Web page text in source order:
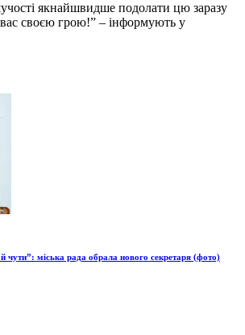
якнайшвидше подолати цю заразу
своєю грою!” – інформують у
чути”: міська рада обрала нового секретаря (фото)